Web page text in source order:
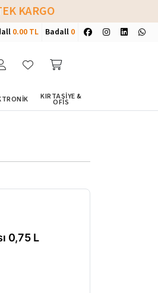
KARGO
0.00 TL Badall 0
KIRTASİYE &
OFİS
0,75 L